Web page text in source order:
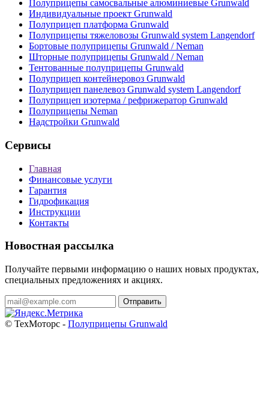
Полуприцепы самосвальные алюминиевые Grunwald
Индивидуальные проект Grunwald
Полуприцеп платформа Grunwald
Полуприцепы тяжеловозы Grunwald system Langendorf
Бортовые полуприцепы Grunwald / Neman
Шторные полуприцепы Grunwald / Neman
Тентованные полуприцепы Grunwald
Полуприцеп контейнеровоз Grunwald
Полуприцеп панелевоз Grunwald system Langendorf
Полуприцеп изотерма / рефрижератор Grunwald
Полуприцепы Neman
Надстройки Grunwald
Сервисы
Главная
Финансовые услуги
Гарантия
Гидрофикация
Инструкции
Контакты
Новостная рассылка
Получайте первыми информацию о наших новых продуктах,
специальных предложениях и акциях.
Отправить
© ТехМоторс - Полуприцепы Grunwald